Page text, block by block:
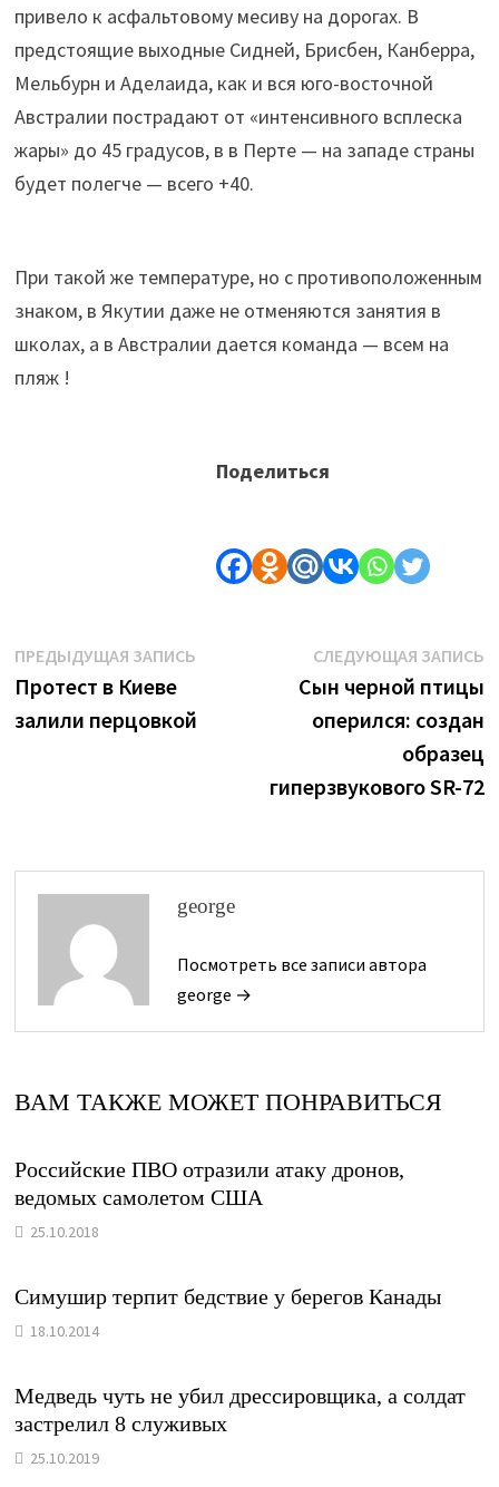
привело к асфальтовому месиву на дорогах. В
предстоящие выходные Сидней, Брисбен, Канберра,
Мельбурн и Аделаида, как и вся юго-восточной
Австралии пострадают от «интенсивного всплеска
жары» до 45 градусов, в в Перте — на западе страны
будет полегче — всего +40.
При такой же температуре, но с противоположенным
знаком, в Якутии даже не отменяются занятия в
школах, а в Австралии дается команда — всем на
пляж !
Поделиться
Навигация
по
записям
ПРЕДЫДУЩАЯ ЗАПИСЬПредыдущая
Протест в Киеве
залили перцовкой
СЛЕДУЮЩАЯ ЗАПИСЬ
Сын черной птицы
оперился: создан
образец
гиперзвукового SR-72
george
Посмотреть все записи автора
george →
ВАМ ТАКЖЕ МОЖЕТ ПОНРАВИТЬСЯ
Российские ПВО отразили атаку дронов,
ведомых самолетом США
25.10.2018
Симушир терпит бедствие у берегов Канады
18.10.2014
Медведь чуть не убил дрессировщика, а солдат
застрелил 8 служивых
25.10.2019